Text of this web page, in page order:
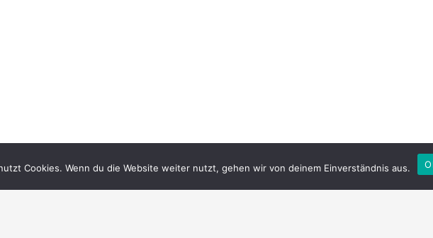
Cookies. Wenn du die Website weiter nutzt, gehen wir von deinem Einverständnis aus.